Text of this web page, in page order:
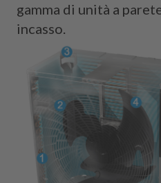
gamma di unità a
incasso.